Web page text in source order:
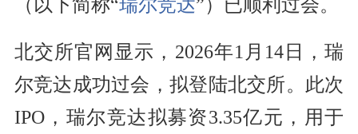
（以下简称“瑞尔竞达”）已顺利过会。
北交所官网显示，2026年1月14日，瑞
尔竞达成功过会，拟登陆北交所。此次
IPO，瑞尔竞达拟募资3.35亿元，用于